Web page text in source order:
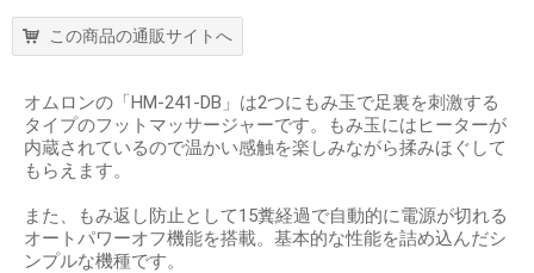
この商品の通販サイトへ
オムロンの「HM-241-DB」は2つにもみ玉で足裏を刺激する
タイプのフットマッサージャーです。もみ玉にはヒーターが
内蔵されているので温かい感触を楽しみながら揉みほぐして
もらえます。
また、もみ返し防止として15糞経過で自動的に電源が切れる
オートパワーオフ機能を搭載。基本的な性能を詰め込んだシ
ンプルな機種です。